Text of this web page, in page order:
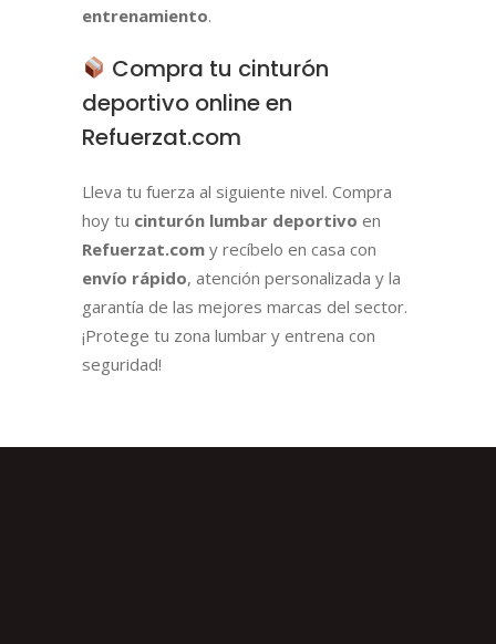
entrenamiento.
Compra tu cinturón
deportivo online en
Refuerzat.com
Lleva tu fuerza al siguiente nivel. Compra
hoy tu cinturón lumbar deportivo en
Refuerzat.com y recíbelo en casa con
envío rápido, atención personalizada y la
garantía de las mejores marcas del sector.
¡Protege tu zona lumbar y entrena con
seguridad!